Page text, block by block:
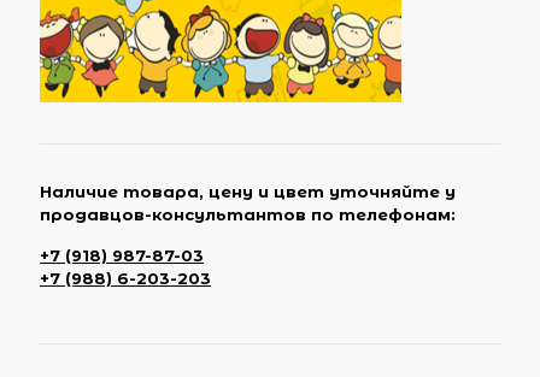
Наличие товара, цену и цвет уточняйте у
продавцов-консультантов по телефонам:
+7 (918) 987-87-03
+7 (988) 6-203-203